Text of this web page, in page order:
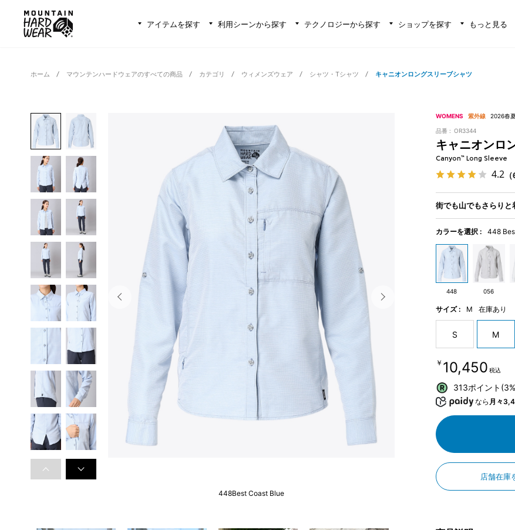
アイテムを探す 利用シーンから探す テクノロジーから探す ショップを探す もっと見る
ホーム マウンテンハードウェアのすべての商品 カテゴリ ウィメンズウェア シャツ・Tシャツ キャニオンロングスリーブシャツ
448Best Coast Blue
WOMENS 紫外線 2026春
品番 : OR3344
キャニオンロ
Canyon™ Long Sleeve
4.2（
街でも山でもさらり
カラーを選択 : 448
448 056
サイズ : M 在庫あり
S M
￥10,450 税込
313ポイント
なら 月々
店舗在庫